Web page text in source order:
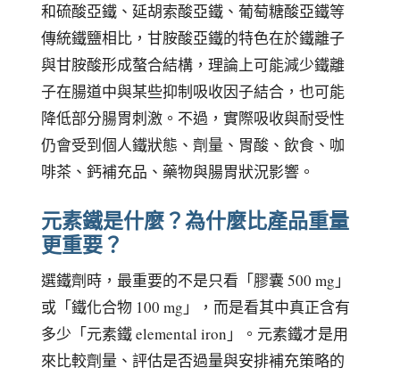
和硫酸亞鐵、延胡索酸亞鐵、葡萄糖酸亞鐵等
傳統鐵鹽相比，甘胺酸亞鐵的特色在於鐵離子
與甘胺酸形成螯合結構，理論上可能減少鐵離
子在腸道中與某些抑制吸收因子結合，也可能
降低部分腸胃刺激。不過，實際吸收與耐受性
仍會受到個人鐵狀態、劑量、胃酸、飲食、咖
啡茶、鈣補充品、藥物與腸胃狀況影響。
元素鐵是什麼？為什麼比產品重量
更重要？
選鐵劑時，最重要的不是只看「膠囊 500 mg」
或「鐵化合物 100 mg」，而是看其中真正含有
多少「元素鐵 elemental iron」。元素鐵才是用
來比較劑量、評估是否過量與安排補充策略的